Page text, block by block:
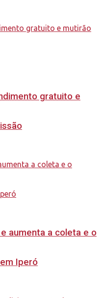
gratuito e
aumenta a coleta e o
Iperó